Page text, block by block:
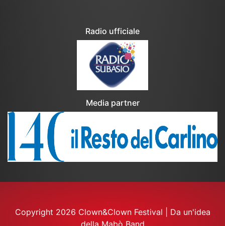
Radio ufficiale
Media partner
Copyright 2026 Clown&Clown Festival
Da un'idea